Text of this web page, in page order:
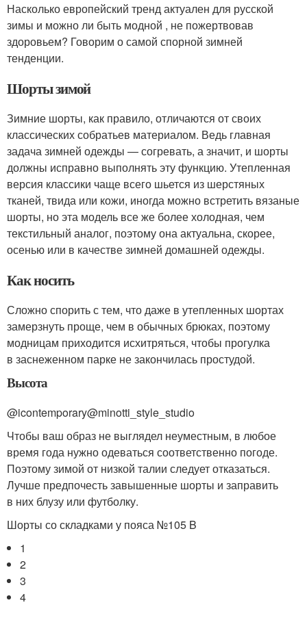
Насколько европейский тренд актуален для русской
зимы и можно ли быть модной , не пожертвовав
здоровьем? Говорим о самой спорной зимней
тенденции.
Шорты зимой
Зимние шорты, как правило, отличаются от своих
классических собратьев материалом. Ведь главная
задача зимней одежды — согревать, а значит, и шорты
должны исправно выполнять эту функцию. Утепленная
версия классики чаще всего шьется из шерстяных
тканей, твида или кожи, иногда можно встретить вязаные
шорты, но эта модель все же более холодная, чем
текстильный аналог, поэтому она актуальна, скорее,
осенью или в качестве зимней домашней одежды.
Как носить
Сложно спорить с тем, что даже в утепленных шортах
замерзнуть проще, чем в обычных брюках, поэтому
модницам приходится исхитряться, чтобы прогулка
в заснеженном парке не закончилась простудой.
Высота
@icontemporary@minotti_style_studio
Чтобы ваш образ не выглядел неуместным, в любое
время года нужно одеваться соответственно погоде.
Поэтому зимой от низкой талии следует отказаться.
Лучше предпочесть завышенные шорты и заправить
в них блузу или футболку.
Шорты со складками у пояса №105 B
1
2
3
4